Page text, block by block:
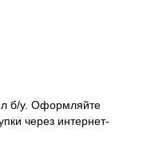
л б/у. Оформляйте
через интернет-